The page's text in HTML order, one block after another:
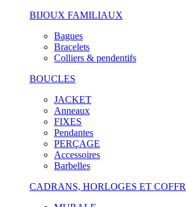
BIJOUX FAMILIAUX
Bagues
Bracelets
Colliers & pendentifs
BOUCLES
JACKET
Anneaux
FIXES
Pendantes
PERÇAGE
Accessoires
Barbelles
CADRANS, HORLOGES ET